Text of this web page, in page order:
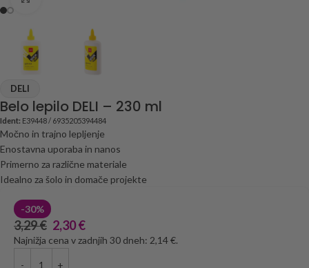
DELI
Belo lepilo DELI – 230 ml
Ident: E39448 / 6935205394484
Močno in trajno lepljenje
Enostavna uporaba in nanos
Primerno za različne materiale
Idealno za šolo in domače projekte
-30%
3,29€ 2,30€
Najnižja cena v zadnjih 30 dneh: 2,14 €.